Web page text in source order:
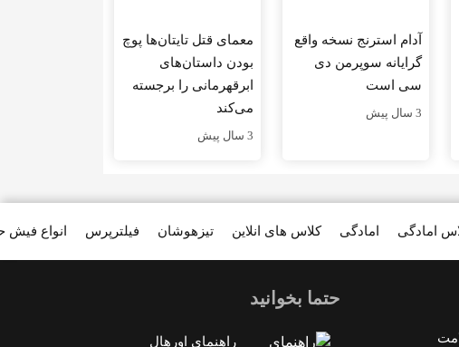
آدام استرنج نسخه واقع
گرایانه سوپرمن دی
سی است
3 سال پیش
معمای قتل تایتان‌ها پوچ
بودن داستان‌های
ابرقهرمانی را برجسته
می‌کند
3 سال پیش
انواع فیش فیلترپرس تیزهوشان کلاس های انلاین امادگی امادگی
حتما بخوانید
راهنمای اورهال